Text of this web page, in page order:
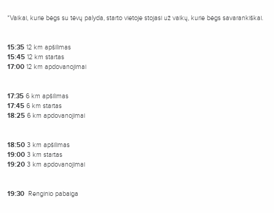
*Vaikai, kurie bėgs su tėvų palyda, starto vietoje stojasi už vaikų, kurie bėgs savarankiškai.
15:35 12 km apšilimas
15:45 12 km startas
17:00 12 km apdovanojimai
17:35 6 km apšilimas
17:45 6 km startas
18:25 6 km apdovanojimai
18:50 3 km apšilimas
19:00 3 km startas
19:20 3 km apdovanojimai
19:30 Renginio pabaiga